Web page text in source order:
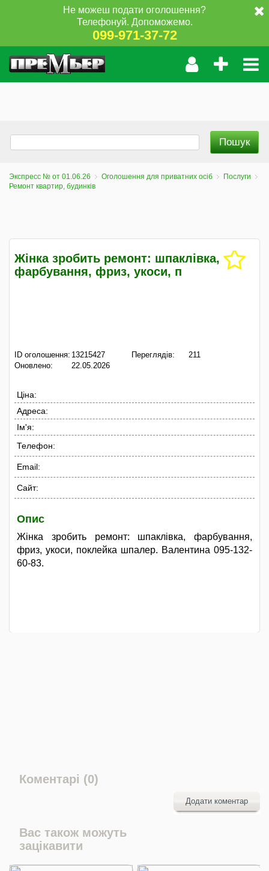
Не можеш подати оголошення?
Телефонуй. Допоможемо.
099-971-37-72
Экспресс № от 01.06.26 Оголошення для приватних осіб
Послуги
Ремонт квартир, будинків
Жінка зробить ремонт: шпаклівка,
фарбування, фриз, укоси, п
ID оголошення: 13215427
Оновлено:
22.05.2026
Переглядів: 211
Ціна:
Адреса:
Ім'я:
Телефон:
Email:
Сайт:
Опис
Жінка зробить ремонт: шпаклівка, фарбування,
фриз, укоси, поклейка шпалер. Валентина 095-132-
60-83.
Коментарі (0)
Додати коментар
Вас також можуть
зацікавити